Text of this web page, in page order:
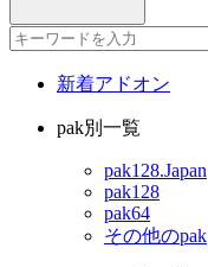
新着アドオン
pak別一覧
pak128.Japan
pak128
pak64
その他のpak